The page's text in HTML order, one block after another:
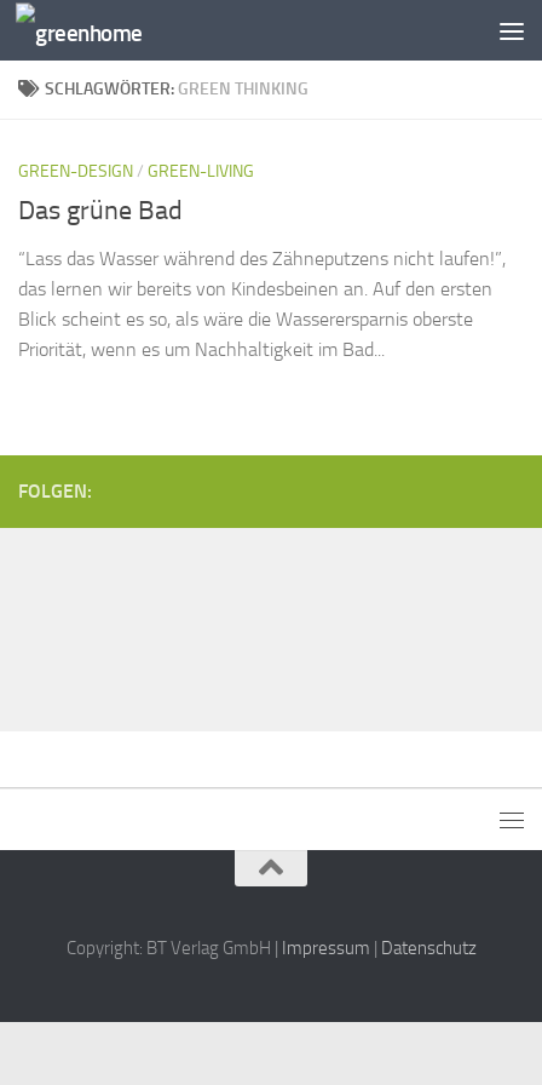
Zum Inhalt springen
SCHLAGWÖRTER: GREEN THINKING
GREEN-DESIGN/ GREEN-LIVING
Das grüne Bad
“Lass das Wasser während des Zähneputzens nicht laufen!”,
das lernen wir bereits von Kindesbeinen an. Auf den ersten
Blick scheint es so, als wäre die Wasserersparnis oberste
Priorität, wenn es um Nachhaltigkeit im Bad...
FOLGEN:
Copyright: BT Verlag GmbH | Impressum | Datenschutz